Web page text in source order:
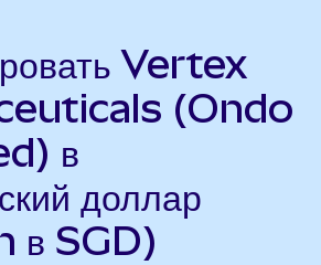
Vertex
(Ondo
в
доллар
в SGD)